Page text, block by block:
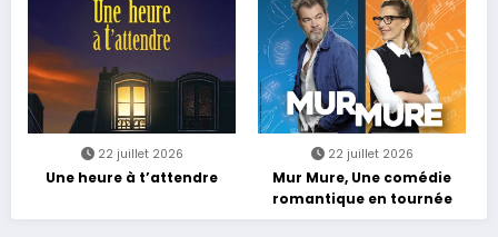
22 juillet 2026
Une heure à t’attendre
22 juillet 2026
Mur Mure, Une comédie
romantique en tournée